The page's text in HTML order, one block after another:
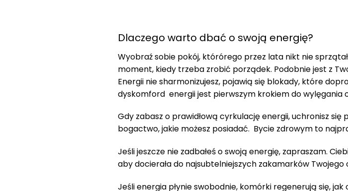
Dlaczego warto dbać o swoją energię?
Wyobraź sobie pokój, którórego przez lata nikt nie
moment, kiedy trzeba zrobić porządek. Podobnie jest z
Energii nie sharmonizujesz, pojawią się blokady, które
dyskomford energii jest pierwszym krokiem do wylęgania
Gdy zabasz o prawidłową cyrkulację energii, uchronisz
bogactwo, jakie możesz posiadać. Bycie zdrowym to
Jeśli jeszcze nie zadbałeś o swoją energię, zapraszam.
aby docierała do najsubtelniejszych zakamarków Twojego
Jeśli energia płynie swobodnie, komórki regenerują się,